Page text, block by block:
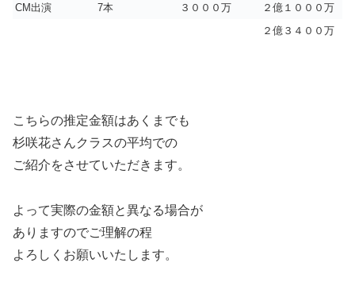
CM出演
7本 ３０００万
２億１０００万
２億３４００万
こちらの推定金額はあくまでも
杉咲花さんクラスの平均での
ご紹介をさせていただきます。
よって実際の金額と異なる場合が
ありますのでご理解の程
よろしくお願いいたします。